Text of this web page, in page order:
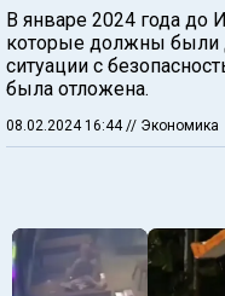
В январе 2024 года до
которые должны были
ситуации с
была отложена.
08.02.2024 16:44 // Экономика